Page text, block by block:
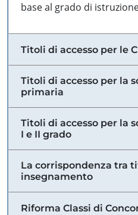
base al grado di
Titoli di accesso per le
Titoli di accesso per la
primaria
Titoli di accesso per la
I e II grado
La corrispondenza tra
insegnamento
Riforma Classi di